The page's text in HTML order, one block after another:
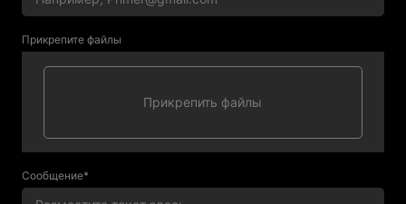
Прикрепите файлы
Сообщение*